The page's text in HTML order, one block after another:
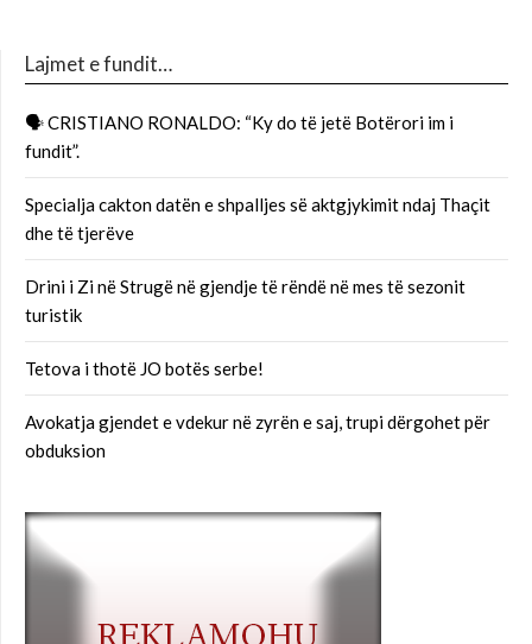
Lajmet e fundit…
🗣 CRISTIANO RONALDO: “Ky do të jetë Botërori im i
fundit”.
Specialja cakton datën e shpalljes së aktgjykimit ndaj Thaçit
dhe të tjerëve
Drini i Zi në Strugë në gjendje të rëndë në mes të sezonit
turistik
Tetova i thotë JO botës serbe!
Avokatja gjendet e vdekur në zyrën e saj, trupi dërgohet për
obduksion